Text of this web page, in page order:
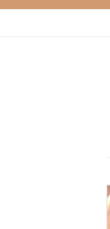
キ
に